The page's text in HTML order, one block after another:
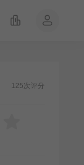
125次评分